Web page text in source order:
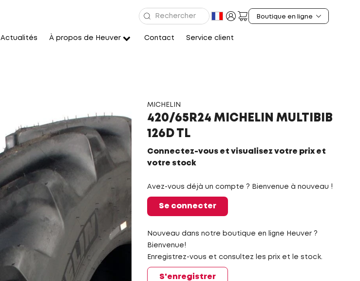
Actualités À propos de Heuver Contact Service client
MICHELIN
420/65R24 MICHELIN MULTIBIB
126D TL
Connectez-vous et visualisez votre prix et
votre stock
Avez-vous déjà un compte ? Bienvenue à nouveau !
Se connecter
Nouveau dans notre boutique en ligne Heuver ?
Bienvenue!
Enregistrez-vous et consultez les prix et le stock.
S'enregistrer